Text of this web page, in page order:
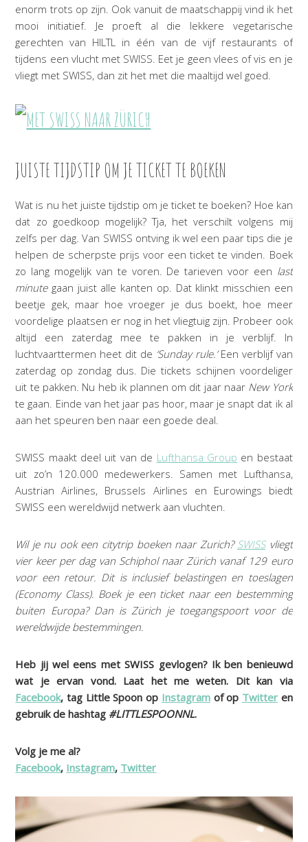
enorm trots op zijn. Ook vanuit de maatschappij vind ik het
mooi initiatief. Je proeft al die lekkere vegetarische
gerechten van HILTL in één van de vijf restaurants of
tijdens een vlucht met SWISS. Eet je geen vlees of vis en je
vliegt met SWISS, dan zit het met die maaltijd wel goed.
JUISTE TIJDSTIP OM JE TICKET TE BOEKEN
Wat is nu het juiste tijdstip om je ticket te boeken? Hoe kan
dat zo goedkoop mogelijk? Tja, het verschilt volgens mij
zelfs per dag. Van SWISS ontving ik wel een paar tips die je
helpen de scherpste prijs voor een ticket te vinden. Boek
zo lang mogelijk van te voren. De tarieven voor een last
minutegaan juist alle kanten op. Dat klinkt misschien een
beetje gek, maar hoe vroeger je dus boekt, hoe meer
voordelige plaatsen er nog in het vliegtuig zijn. Probeer ook
altijd een zaterdag mee te pakken in je verblijf. In
luchtvaarttermen heet dit de ‘Sunday rule.’Een verblijf van
zaterdag op zondag dus. Die tickets schijnen voordeliger
uit te pakken. Nu heb ik plannen om dit jaar naarNew York
te gaan. Einde van het jaar pas hoor, maar je snapt dat ik al
aan het speuren ben naar een goede deal.
SWISS maakt deel uit van de Lufthansa Group en bestaat
uit zo’n 120.000 medewerkers. Samen met Lufthansa,
Austrian Airlines, Brussels Airlines en Eurowings biedt
SWISS een wereldwijd netwerk aan vluchten.
Wil je nu ook een citytrip boeken naar Zurich? SWISSvliegt
vier keer per dag van Schiphol naar Zürich vanaf 129 euro
voor een retour. Dit is inclusief belastingen en toeslagen
(Economy Class). Boek je een ticket naar een bestemming
buiten Europa? Dan is Zürich je toegangspoort voor de
wereldwijde bestemmingen.
Heb jij wel eens met SWISS gevlogen? Ik ben benieuwd
wat je ervan vond. Laat het me weten. Dit kan via
Facebook, tag Little Spoon op Instagramof op Twitteren
gebruik de hashtag #LITTLESPOONNL.
Volg je me al?
Facebook, Instagram, Twitter